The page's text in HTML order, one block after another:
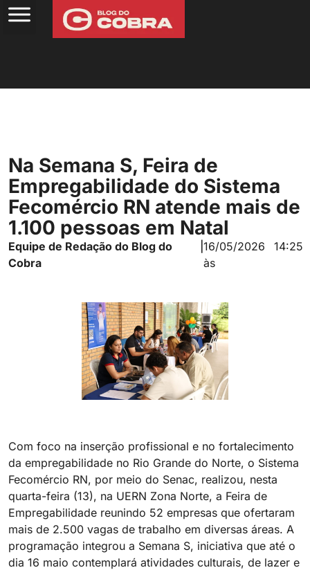
Na Semana S, Feira de
Empregabilidade do Sistema
Fecomércio RN atende mais de
1.100 pessoas em Natal
Equipe de Redação do Blog do
Cobra
|16/05/2026
às
14:25
Com foco na inserção profissional e no fortalecimento
da empregabilidade no Rio Grande do Norte, o Sistema
Fecomércio RN, por meio do Senac, realizou, nesta
quarta-feira (13), na UERN Zona Norte, a Feira de
Empregabilidade reunindo 52 empresas que ofertaram
mais de 2.500 vagas de trabalho em diversas áreas. A
programação integrou a Semana S, iniciativa que até o
dia 16 maio contemplará atividades culturais, de lazer e